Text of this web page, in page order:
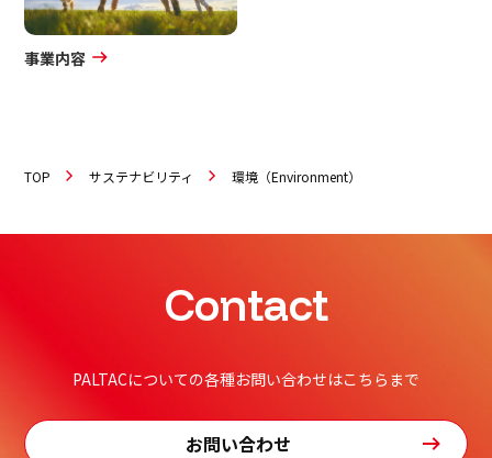
事業内容
TOP サステナビリティ 環境（Environment）
Contact
PALTACについての各種お問い合わせはこちらまで
お問い合わせ